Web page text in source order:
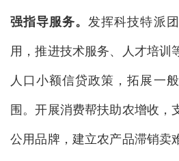
强指导服务。发挥科技特派
用，推进技术服务、人才培训
人口小额信贷政策，拓展一
围。开展消费帮扶助农增收，
公用品牌，建立农产品滞销卖